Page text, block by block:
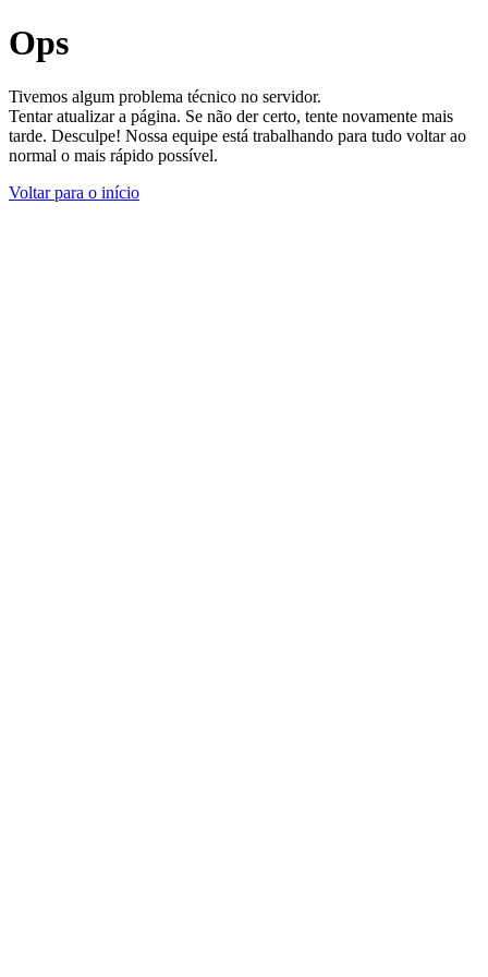
Ops
Tivemos algum problema técnico no servidor.
Tentar atualizar a página. Se não der certo, tente novamente mais
tarde. Desculpe! Nossa equipe está trabalhando para tudo voltar ao
normal o mais rápido possível.
Voltar para o início